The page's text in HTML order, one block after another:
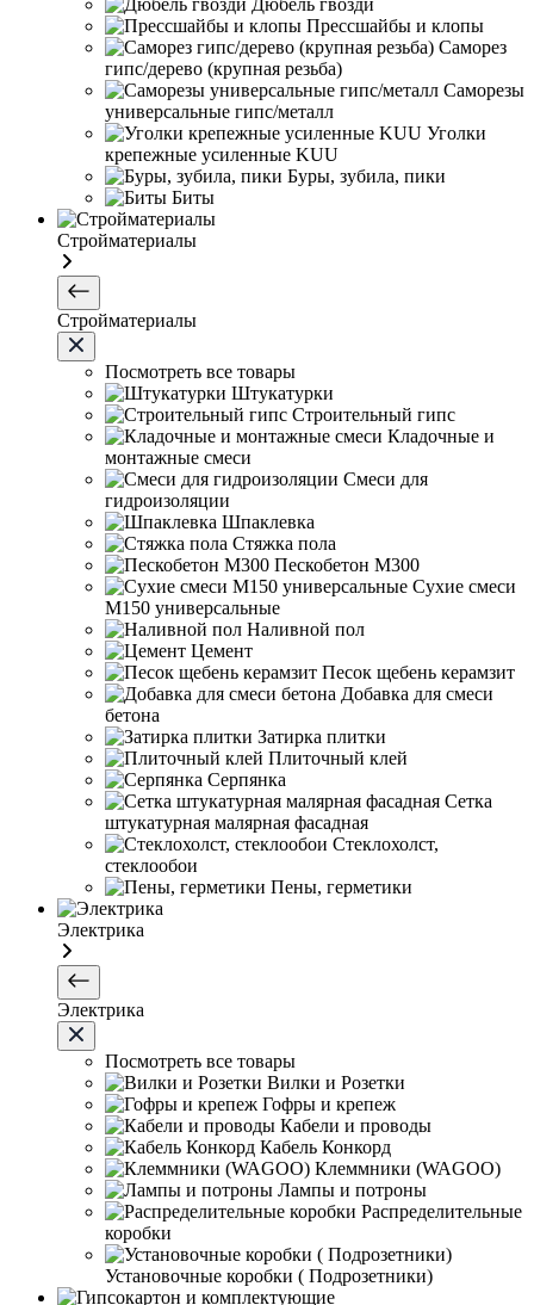
Дюбель гвозди
Прессшайбы и клопы
Саморез
гипс/дерево (крупная резьба)
Саморезы
универсальные гипс/металл
Уголки
крепежные усиленные KUU
Буры, зубила, пики
Биты
Стройматериалы
Стройматериалы
Посмотреть все товары
Штукатурки
Строительный гипс
Кладочные и
монтажные смеси
Смеси для
гидроизоляции
Шпаклевка
Стяжка пола
Пескобетон М300
Сухие смеси
М150 универсальные
Наливной пол
Цемент
Песок щебень керамзит
Добавка для смеси
бетона
Затирка плитки
Плиточный клей
Серпянка
Сетка
штукатурная малярная фасадная
Стеклохолст,
стеклообои
Пены, герметики
Электрика
Электрика
Посмотреть все товары
Вилки и Розетки
Гофры и крепеж
Кабели и проводы
Кабель Конкорд
Клеммники (WAGOО)
Лампы и потроны
Распределительные
коробки
Установочные коробки ( Подрозетники)